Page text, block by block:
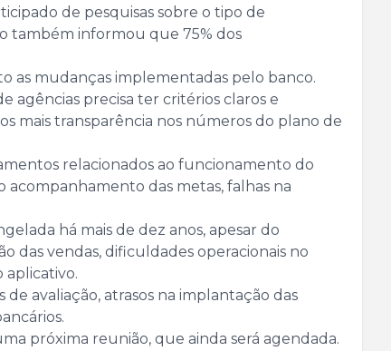
de pesquisas sobre o tipo de
também informou que 75% dos
as mudanças implementadas pelo banco.
agências precisa ter critérios claros e
mais transparência nos números do plano de
relacionados ao funcionamento do
acompanhamento das metas, falhas na
há mais de dez anos, apesar do
das vendas, dificuldades operacionais no
aplicativo.
avaliação, atrasos na implantação das
próxima reunião, que ainda será agendada.